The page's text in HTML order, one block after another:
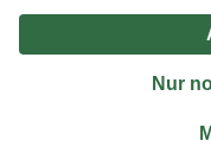
Nutzungsbedingungen
© 2026 toom Baumarkt